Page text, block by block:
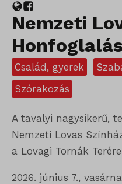
Nemzeti
Honfoglalás
Család, gyerek
Szórakozás
A tavalyi nagysikerű,
Nemzeti Lovas
a Lovagi Tornák
2026. június 7.,